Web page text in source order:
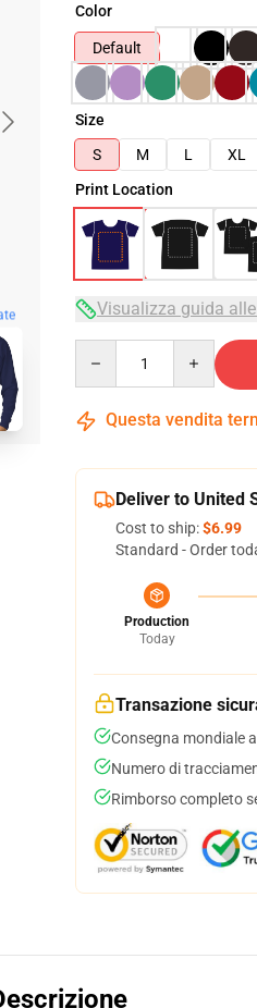
Color
Default
Size
S
M L XL
Print Location
Visualizza guida
Questa vendita
Deliver to United
Cost to ship:$6.99
Standard - Order
Production
Today
Transazione
Consegna mondiale
Numero di
Rimborso completo